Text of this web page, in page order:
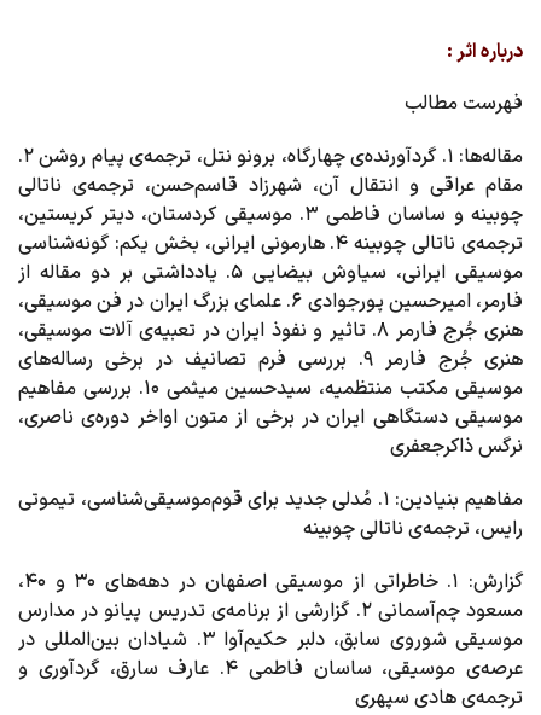
درباره اثر :
فهرست مطالب
مقاله‌ها
: ۱. گردآورنده‌ی چهارگاه، برونو نتل، ترجمه‌ی پیام روشن ۲.
مقام عراقی و انتقال آن، شهرزاد قاسم‌حسن، ترجمه‌ی ناتالی
چوبینه و ساسان فاطمی ۳. موسیقی کردستان، دیتر کریستین،
ترجمه‌ی ناتالی چوبینه ۴. هارمونی ایرانی، بخش یکم: گونه‌شناسی
موسیقی ایرانی، سیاوش بیضایی ۵. یادداشتی بر دو مقاله از
فارمر، امیرحسین پورجوادی ۶. علمای بزرگ ایران در فن موسیقی،‌
هنری جُرج فارمر ۸. تاثیر و نفوذ ایران در تعبیه‌‌ی آلات موسیقی،
هنری جُرج فارمر ۹. بررسی فرم تصانیف در برخی رساله‌های
موسیقی مکتب منتظمیه، سید‌حسین میثمی ۱۰. بررسی مفاهیم
موسیقی دستگاهی ایران در برخی از متون اواخر دوره‌ی ناصری،
نرگس ذاکرجعفری
مفاهیم بنیادین
: ۱. مُدلی جدید برای قوم‌موسیقی‌شناسی، تیموتی
رایس، ترجمه‌ی ناتالی چوبینه
گزارش
: ۱. خاطراتی از موسیقی اصفهان در دهه‌های ۳۰ و ۴۰،
مسعود چم‌آسمانی ۲. گزارشی از برنامه‌ی تدریس پیانو در مدارس
موسیقی شوروی سابق، دلبر حکیم‌آوا ۳. شیادان بین‌المللی در
عرصه‌ی موسیقی، ساسان فاطمی ۴. عارف سارق، گردآوری و
ترجمه‌ی هادی سپهری